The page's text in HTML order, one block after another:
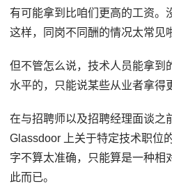
有可能拿到比咱们更高的工资。
这样，同岗不同酬的情况太常见
但不管怎么说，技术人员能拿到
水平的，只能说某些从业者拿得
在与招聘师以及招聘经理面谈之
Glassdoor 上关于特定技术职位
字不算太准确，只能算是一种相
此而已。